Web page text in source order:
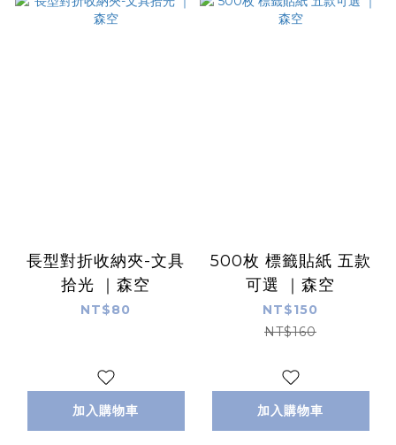
長型對折收納夾-文具
拾光 ｜森空
NT$80
加入購物車
500枚 標籤貼紙 五款
可選 ｜森空
NT$150
NT$160
加入購物車